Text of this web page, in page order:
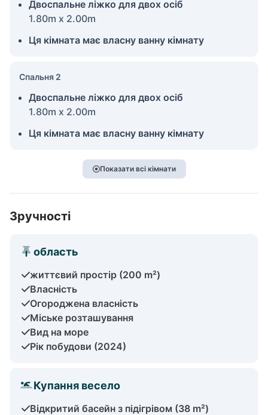
Двоспальне ліжко для двох осіб
1.80m x 2.00m
Ця кімната має власну ванну кімнату
Спальня 2
Двоспальне ліжко для двох осіб
1.80m x 2.00m
Ця кімната має власну ванну кімнату
Показати всі кімнати
Зручності
область
життєвий простір (200 m²)
Власність
Огороджена власність
Міське розташування
Вид на море
Рік побудови (2024)
Купання весело
Відкритий басейн з підігрівом (38 m²)